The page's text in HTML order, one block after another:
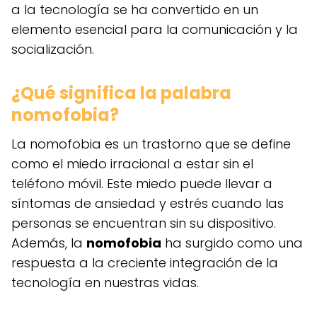
a la tecnología se ha convertido en un
elemento esencial para la comunicación y la
socialización.
¿Qué significa la palabra
nomofobia?
La nomofobia es un trastorno que se define
como el miedo irracional a estar sin el
teléfono móvil. Este miedo puede llevar a
síntomas de ansiedad y estrés cuando las
personas se encuentran sin su dispositivo.
Además, la nomofobia ha surgido como una
respuesta a la creciente integración de la
tecnología en nuestras vidas.